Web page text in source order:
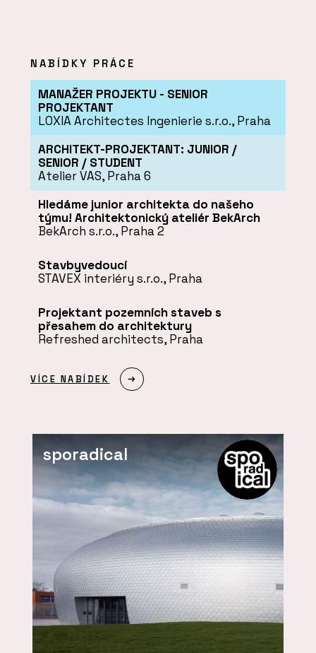
NABÍDKY PRÁCE
MANAŽER PROJEKTU - SENIOR
PROJEKTANT
LOXIA Architectes Ingenierie s.r.o., Praha
ARCHITEKT-PROJEKTANT: JUNIOR /
SENIOR / STUDENT
Atelier VAS, Praha 6
Hledáme junior architekta do našeho
týmu! Architektonický ateliér BekArch
BekArch s.r.o., Praha 2
Stavbyvedoucí
STAVEX interiéry s.r.o., Praha
Projektant pozemních staveb s
přesahem do architektury
Refreshed architects, Praha
VÍCE NABÍDEK
sporadical